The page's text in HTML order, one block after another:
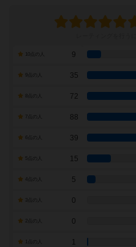
9
9点の人 35
72
7点の人 88
39
15
5
0
0
1